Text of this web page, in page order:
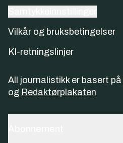
Vilkår og bruksbetingelser
KI-retningslinjer
All journalistikk er basert på
og Redaktørplakaten